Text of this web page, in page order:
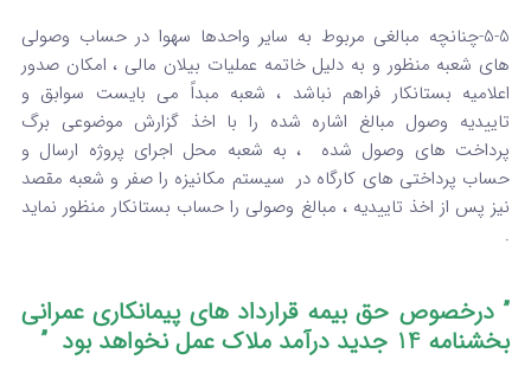
5-5-چنانچه مبالغی مربوط به سایر واحدها سهوا در حساب وصولی
های شعبه منظور و به دلیل خاتمه عملیات بیلان مالی ، امکان صدور
اعلامیه بستانکار فراهم نباشد ، شعبه مبداً می بایست سوابق و
تاییدیه وصول مبالغ اشاره شده را با اخذ گزارش موضوعی برگ
پرداخت های وصول شده ، به شعبه محل اجرای پروژه ارسال و
حساب پرداختی های کارگاه در سیستم مکانیزه را صفر و شعبه مقصد
نیز پس از اخذ تاییدیه ، مبالغ وصولی را حساب بستانکار منظور نماید
.
” درخصوص حق بیمه قرارداد های پیمانکاری عمرانی
بخشنامه 14 جدید درآمد ملاک عمل نخواهد بود ”